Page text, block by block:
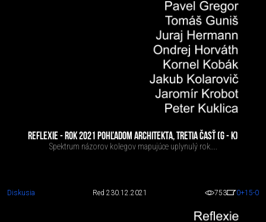
REFLEXIE - ROK 2021 POHĽADOM ARCHITEKTA, TRETIA ČASŤ (G - K)
Spektrum názorov kolegov mapujúce uplynulý rok....
Diskusia Red 230.12.2021 753 0+15-0